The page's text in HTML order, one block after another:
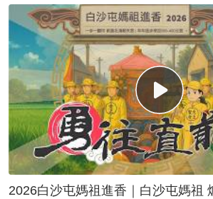
2026白沙屯媽祖進香｜白沙屯媽祖